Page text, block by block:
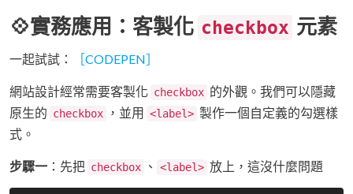
💠實務應用：客製化 checkbox 元素
一起試試： ［CODEPEN］
網站設計經常需要客製化 checkbox 的外觀。我們可以隱藏
原生的 checkbox ，並用 <label> 製作一個自定義的勾選樣
式。
步驟一 ：先把 checkbox 、 <label> 放上，這沒什麼問題